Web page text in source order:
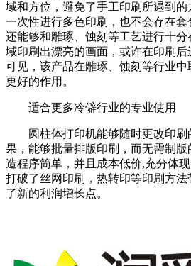
域和方位，避免了手工印刷所遇到
一次性进行多色印刷，也不会存在
还能够和雕琢、蚀刻等工艺进行十
域印刷出漂亮的画面，或许在印刷
可见，该产品在雕琢、蚀刻等行业
更好的作用。
适合更多冷僻行业的专业使用
圆柱体打印机能够随时更改印刷
果，能够批量排版印刷，而无需制版
造程序简单，并且成本低价,充分体
打破了丝网印刷，热转印等印刷方法
了新的利润增长点。